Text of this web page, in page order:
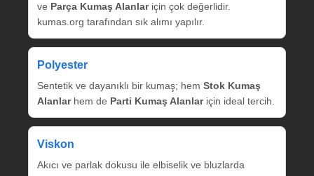
ve Parça Kumaş Alanlariçin çok değerlidir.
kumas.org tarafından sık alımı yapılır.
Polyester
Sentetik ve dayanıklı bir kumaş; hem Stok Kumaş
Alanlarhem de Parti Kumaş Alanlariçin ideal tercih.
Viskon
Akıcı ve parlak dokusu ile elbiselik ve bluzlarda